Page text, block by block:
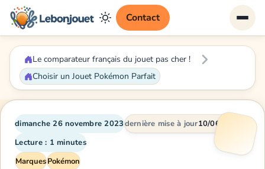
Contact
Le comparateur français du jouet pas cher !
Choisir un Jouet Pokémon Parfait
dimanche 26 novembre 2023dernière mise à jour10/06/2026
Lecture : 1 minutes
MarquesPokémon